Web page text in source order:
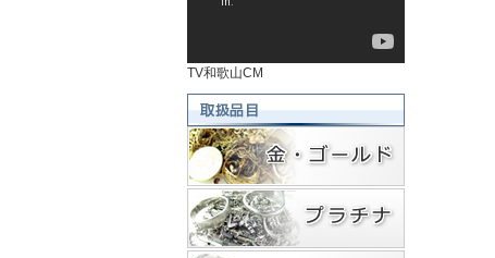
TV和歌山CM